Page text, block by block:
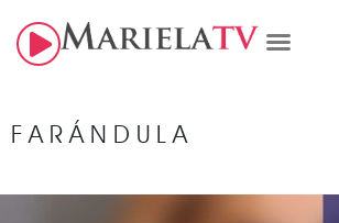
FARÁNDULA